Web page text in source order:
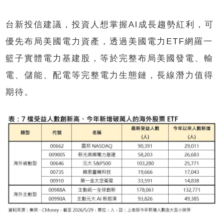
台新投信建議，投資人想掌握AI成長趨勢紅利，可
優先布局美國電力資產，透過美國電力ETF網羅一
籃子實體電力基建股，等於完整布局美國發電、輸
電、儲能、配電等完整電力生態鏈，長線潛力值得
期待。